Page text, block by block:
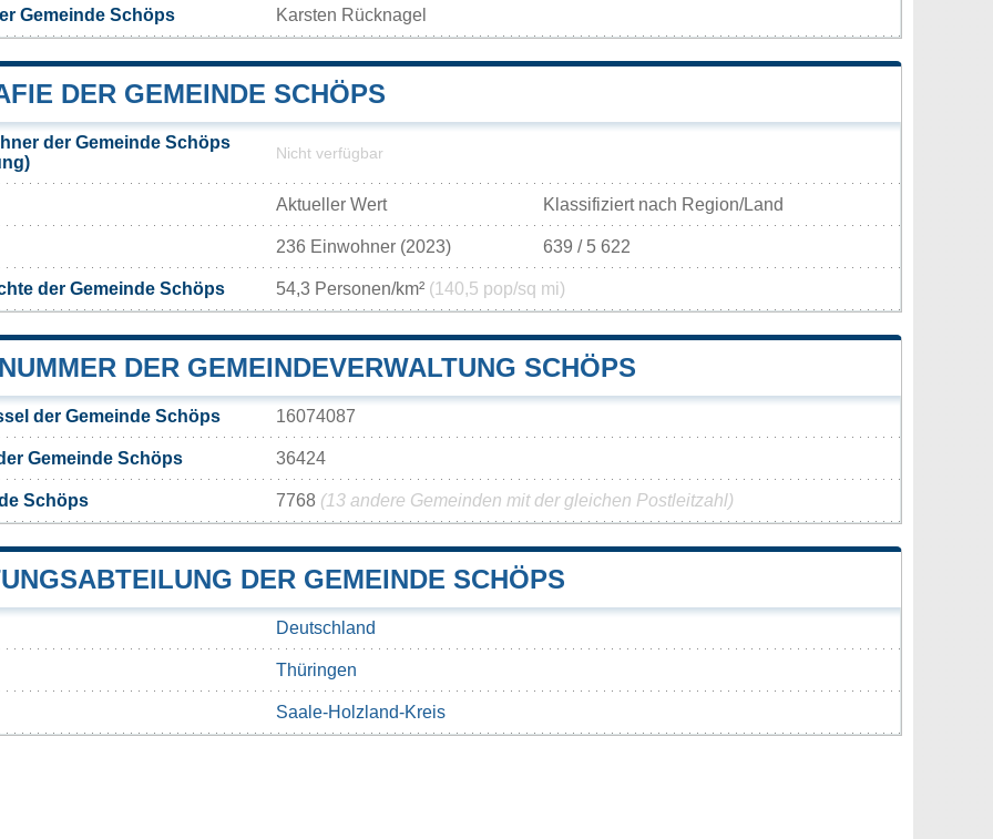
Gemeinde Schöps Karsten Rücknagel
DER GEMEINDE SCHÖPS
der Gemeinde Schöps
Nicht verfügbar
Aktueller Wert Klassifiziert nach Region/Land
236 Einwohner (2023) 639 / 5 622
der Gemeinde Schöps 54,3 Personen/km² (140,5 pop/sq mi)
DER GEMEINDEVERWALTUNG SCHÖPS
der Gemeinde Schöps 16074087
Gemeinde Schöps 36424
Schöps 7768 (13 andere Gemeinden mit der gleichen Postleitzahl)
DER GEMEINDE SCHÖPS
Deutschland
Thüringen
Saale-Holzland-Kreis